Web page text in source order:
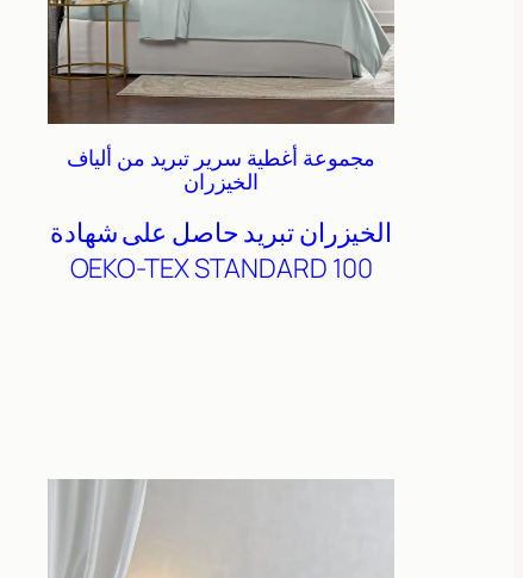
مجموعة أغطية سرير تبريد من ألياف
الخيزران
الخيزرانتبريد حاصل على شهادة
OEKO-TEX STANDARD 100